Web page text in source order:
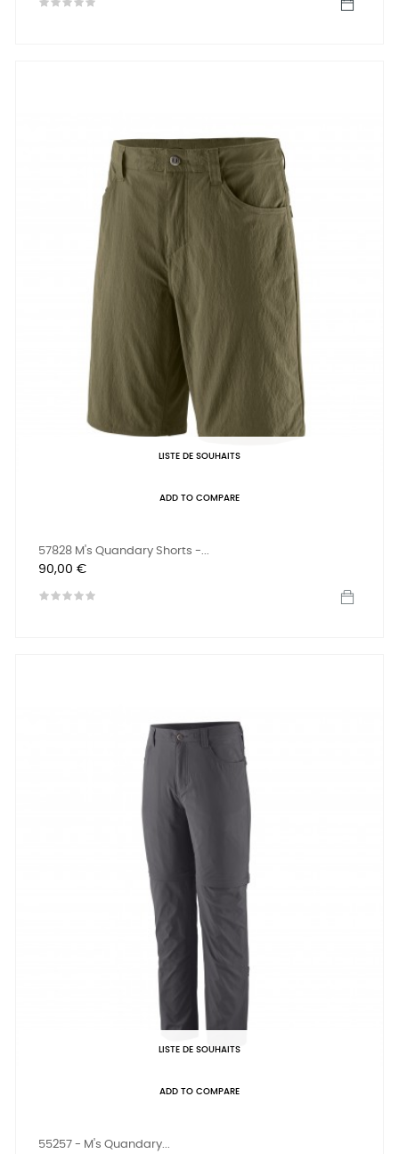
LISTE DE SOUHAITS
ADD TO COMPARE
57828 M's Quandary Shorts -...
Prix
90,00 €
LISTE DE SOUHAITS
ADD TO COMPARE
55257 - M's Quandary...